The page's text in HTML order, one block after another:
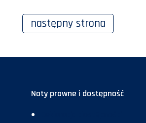
następny strona
Noty prawne i dostępność